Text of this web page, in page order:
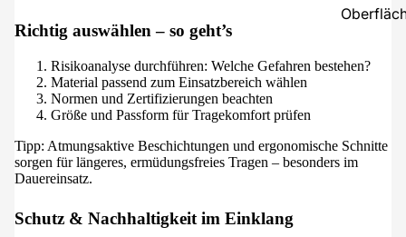
Richtig auswählen – so geht’s
Risikoanalyse durchführen: Welche Gefahren bestehen?
Material passend zum Einsatzbereich wählen
Normen und Zertifizierungen beachten
Größe und Passform für Tragekomfort prüfen
Tipp: Atmungsaktive Beschichtungen und ergonomische Schnitte
sorgen für längeres, ermüdungsfreies Tragen – besonders im
Dauereinsatz.
Schutz & Nachhaltigkeit im Einklang